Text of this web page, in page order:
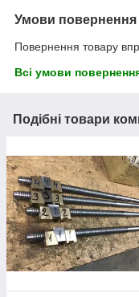
Умови повернення
Повернення товару
Всі умови
Подібні товари